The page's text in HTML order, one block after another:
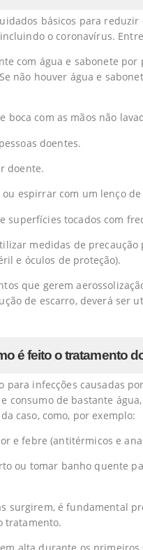
básicos para
o coronavírus.
com água e sabonete
não houver água e
boca com as mãos não
doentes.
doente.
espirrar com um lenço
superfícies tocados com
medidas de
e óculos de proteção).
que gerem
de escarro, deverá ser
é feito o tratamento
para infecções causadas
consumo de bastante
caso, como, por exemplo:
e febre (antitérmicos e
ou tomar banho quente
surgirem, é fundamental
tratamento.